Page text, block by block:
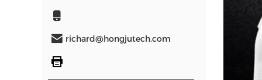
richard@hongjutech.com